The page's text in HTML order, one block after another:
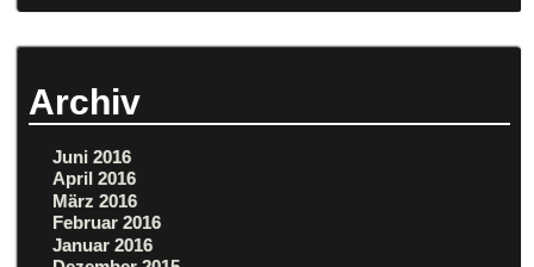
Archiv
Juni 2016
April 2016
März 2016
Februar 2016
Januar 2016